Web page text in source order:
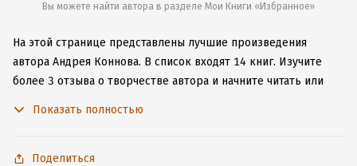
Вы можете найти автора в разделе Мои Книги «Избранное»
На этой странице представлены лучшие произведения
автора Андрея Коннова. В список входят 14 книг. Изучите
более 3 отзыва о творчестве автора и начните читать или
без подключения к интернету.
Показать полностью
Поделиться